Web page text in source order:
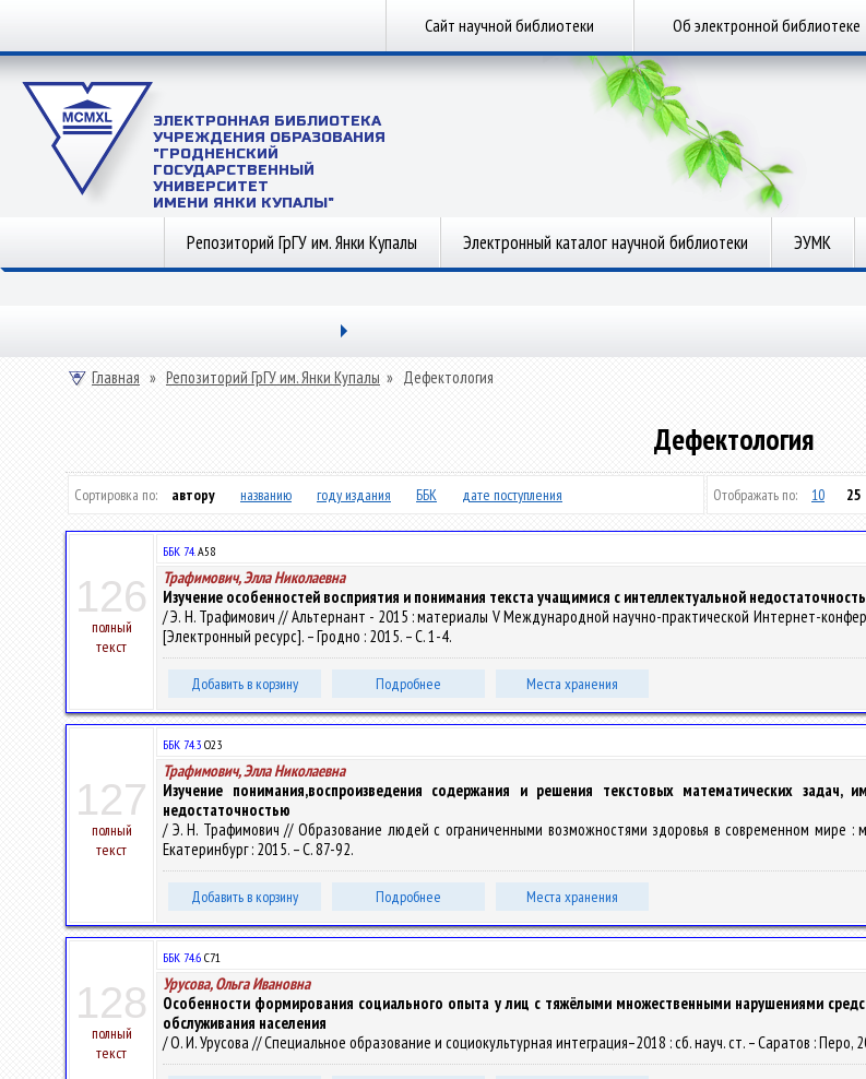
Сайт научной библиотеки Об электронной библиотеке
ЭЛЕКТРОННАЯ БИБЛИОТЕКА
УЧРЕЖДЕНИЯ ОБРАЗОВАНИЯ
"ГРОДНЕНСКИЙ
ГОСУДАРСТВЕННЫЙ
УНИВЕРСИТЕТ
ИМЕНИ ЯНКИ КУПАЛЫ"
Репозиторий ГрГУ им. Янки Купалы Электронный каталог научной библиотеки ЭУМК
Главная » Репозиторий ГрГУ им. Янки Купалы » Дефектология
Дефектология
Сортировка по: автору названию году издания ББК дате поступления Отображать по: 10 25
126
полный
текст
ББК 74.А58
Трафимович, Элла Николаевна
Изучение особенностей восприятия и понимания текста учащимися с интеллектуальной
/ Э. Н. Трафимович // Альтернант - 2015 : материалы V Международной научно-практической Интернет-
[Электронный ресурс]. – Гродно : 2015. – С. 1-4.
Добавить в корзину Подробнее Места хранения
127
полный
текст
ББК 74.3 О23
Трафимович, Элла Николаевна
Изучение понимания,воспроизведения содержания и решения текстовых математических
недостаточностью
/ Э. Н. Трафимович // Образование людей с ограниченными возможностями здоровья в современном мире :
Екатеринбург : 2015. – С. 87-92.
Добавить в корзину Подробнее Места хранения
128
полный
текст
ББК 74.6 С71
Урусова, Ольга Ивановна
Особенности формирования социального опыта у лиц с тяжёлыми множественными нарушениями
обслуживания населения
/ О. И. Урусова // Специальное образование и социокультурная интеграция–2018 : сб. науч. ст. – Саратов : Перо,